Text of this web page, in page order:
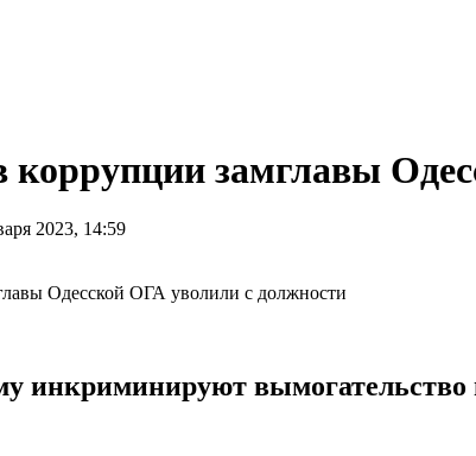
коррупции замглавы
2023, 14:59
инкриминируют вымогательство